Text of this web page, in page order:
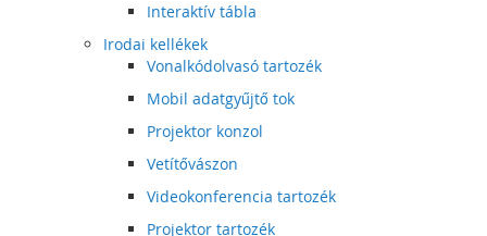
Interaktív tábla
Irodai kellékek
Vonalkódolvasó tartozék
Mobil adatgyűjtő tok
Projektor konzol
Vetítővászon
Videokonferencia tartozék
Projektor tartozék